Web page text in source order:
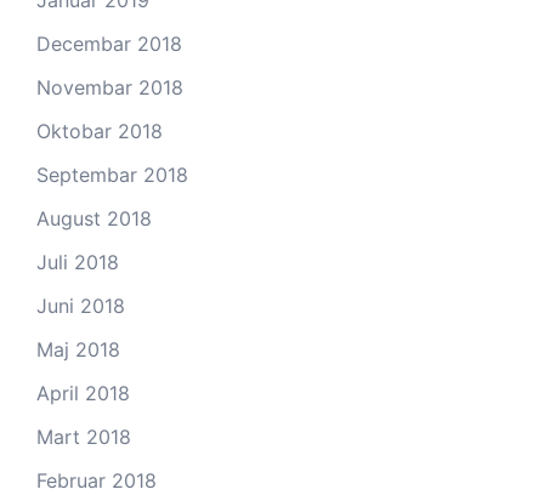
Decembar 2018
Novembar 2018
Oktobar 2018
Septembar 2018
August 2018
Juli 2018
Juni 2018
Maj 2018
April 2018
Mart 2018
Februar 2018